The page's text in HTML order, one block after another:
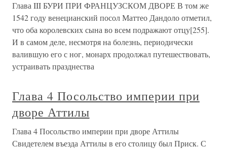
Глава III БУРИ ПРИ ФРАНЦУЗСКОМ ДВОРЕ В том же
1542 году венецианский посол Маттео Дандоло отметил,
что оба королевских сына во всем подражают отцу[255].
И в самом деле, несмотря на болезнь, периодически
валившую его с ног, монарх продолжал путешествовать,
устраивать празднества
Глава 4 Посольство империи при
дворе Аттилы
Глава 4 Посольство империи при дворе Аттилы
Свидетелем въезда Аттилы в его столицу был Приск. С